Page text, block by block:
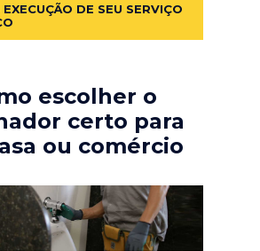
DE SEU SERVIÇO
escolher o
certo para
ou comércio